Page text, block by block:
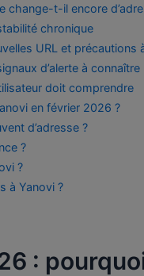
change-t-il encore
chronique
URL et précautions
d’alerte à connaître
doit comprendre
en février 2026 ?
d’adresse ?
?
?
à Yanovi ?
: